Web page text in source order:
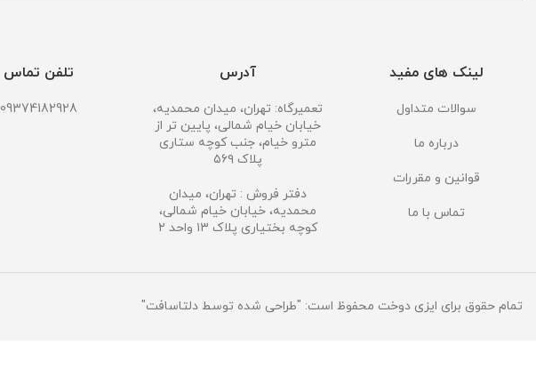
لینک های مفید
سوالات متداول
درباره ما
قوانین و مقررات
تماس با ما
آدرس
تعمیرگاه: تهران، میدان محمدیه،
خیابان خیام شمالی، پایین تر از
مترو خیام، جنب کوچه ستاری
پلاک ۵۶۹
دفتر فروش : تهران، میدان
محمدیه، خیابان خیام شمالی،
کوچه بختیاری پلاک ۱۳ واحد ۲
تلفن تماس
09374182928
تمام حقوق برای ایزی دوخت محفوظ است: "طراحی شده توسط دلتاسافت"